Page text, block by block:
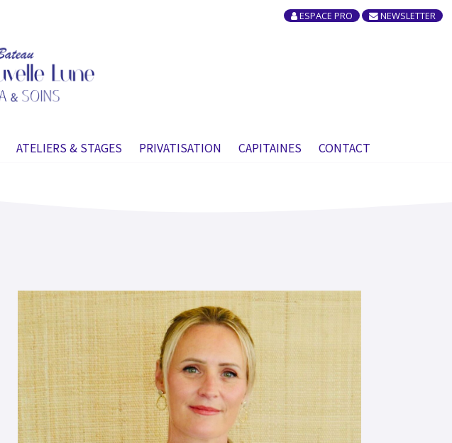
ESPACE PRO NEWSLETTER
ATELIERS & STAGES PRIVATISATION CAPITAINES CONTACT
×